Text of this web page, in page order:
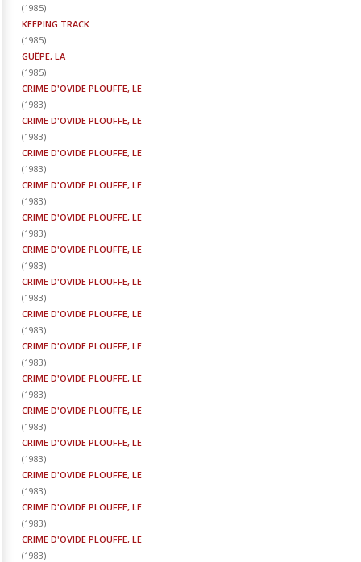
(1985)
KEEPING TRACK
(1985)
GUÊPE, LA
(1985)
CRIME D'OVIDE PLOUFFE, LE
(1983)
CRIME D'OVIDE PLOUFFE, LE
(1983)
CRIME D'OVIDE PLOUFFE, LE
(1983)
CRIME D'OVIDE PLOUFFE, LE
(1983)
CRIME D'OVIDE PLOUFFE, LE
(1983)
CRIME D'OVIDE PLOUFFE, LE
(1983)
CRIME D'OVIDE PLOUFFE, LE
(1983)
CRIME D'OVIDE PLOUFFE, LE
(1983)
CRIME D'OVIDE PLOUFFE, LE
(1983)
CRIME D'OVIDE PLOUFFE, LE
(1983)
CRIME D'OVIDE PLOUFFE, LE
(1983)
CRIME D'OVIDE PLOUFFE, LE
(1983)
CRIME D'OVIDE PLOUFFE, LE
(1983)
CRIME D'OVIDE PLOUFFE, LE
(1983)
CRIME D'OVIDE PLOUFFE, LE
(1983)